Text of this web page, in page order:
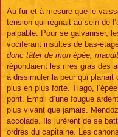
Au fur et à mesure que le
tension qui régnait au sein de
palpable. Pour se galvaniser,
vociférant insultes de bas-
donc tâter de mon épée,
répondaient les rires gras des
à dissimuler la peur qui planait
plus en plus forte. Tiago,
pont. Empli d’une fougue
plus vivant que jamais.
accolade. Ils jurèrent de se
ordres du capitaine. Les